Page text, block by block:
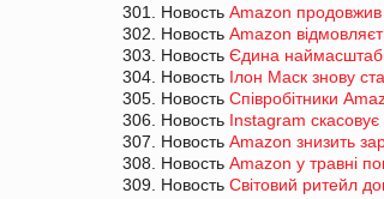
301. Новость Amazon продовжив
302. Новость Amazon
303. Новость Єдина
304. Новость Ілон Маск знову
305. Новость Співробітники
306. Новость Instagram скасовує
307. Новость Amazon знизить
308. Новость Amazon у травні
309. Новость Світовий ритейл